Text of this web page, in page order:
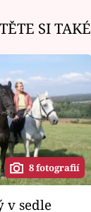
SI TAKÉ
8 fotografií